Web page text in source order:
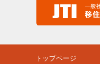
トップページ